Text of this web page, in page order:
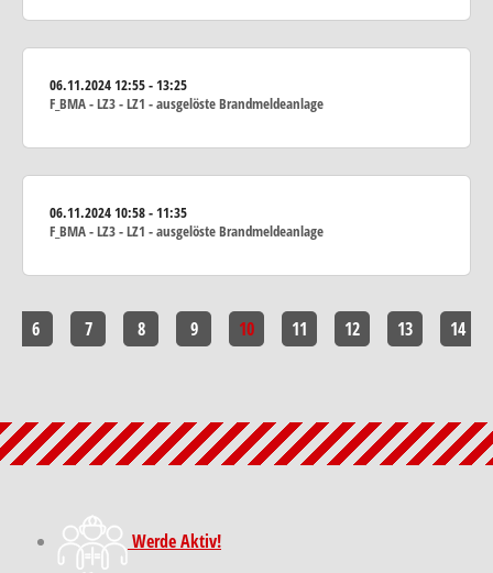
06.11.202412:55 - 13:25
F_BMA - LZ3 - LZ1 - ausgelöste Brandmeldeanlage
06.11.202410:58 - 11:35
F_BMA - LZ3 - LZ1 - ausgelöste Brandmeldeanlage
6 7 8 9 10 11 12 13 14
Werde Aktiv!